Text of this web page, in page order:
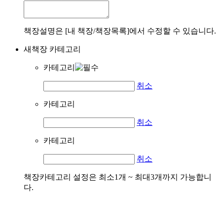
책장설명은 [내 책장/책장목록]에서 수정할 수 있습니다.
새책장 카테고리
카테고리
취소
카테고리
취소
카테고리
취소
책장카테고리 설정은 최소1개 ~ 최대3개까지 가능합니
다.